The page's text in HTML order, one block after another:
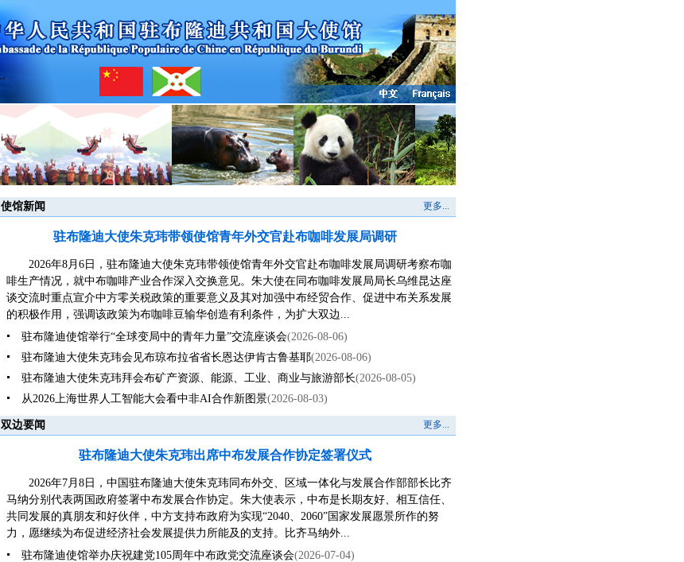
使馆新闻 更多...
驻布隆迪大使朱克玮带领使馆青年外交官赴布咖啡发展局调研
2026年8月6日，驻布隆迪大使朱克玮带领使馆青年外交官赴布咖啡发展局调研考察布咖
啡生产情况，就中布咖啡产业合作深入交换意见。朱大使在同布咖啡发展局局长乌维昆达座
谈交流时重点宣介中方零关税政策的重要意义及其对加强中布经贸合作、促进中布关系发展
的积极作用，强调该政策为布咖啡豆输华创造有利条件，为扩大双边...
驻布隆迪使馆举行“全球变局中的青年力量”交流座谈会(2026-08-06)
驻布隆迪大使朱克玮会见布琼布拉省省长恩达伊肯古鲁基耶(2026-08-06)
驻布隆迪大使朱克玮拜会布矿产资源、能源、工业、商业与旅游部长(2026-08-05)
从2026上海世界人工智能大会看中非AI合作新图景(2026-08-03)
双边要闻 更多...
驻布隆迪大使朱克玮出席中布发展合作协定签署仪式
2026年7月8日，中国驻布隆迪大使朱克玮同布外交、区域一体化与发展合作部部长比齐
马纳分别代表两国政府签署中布发展合作协定。朱大使表示，中布是长期友好、相互信任、
共同发展的真朋友和好伙伴，中方支持布政府为实现“2040、2060”国家发展愿景所作的努
力，愿继续为布促进经济社会发展提供力所能及的支持。比齐马纳外...
驻布隆迪使馆举办庆祝建党105周年中布政党交流座谈会(2026-07-04)